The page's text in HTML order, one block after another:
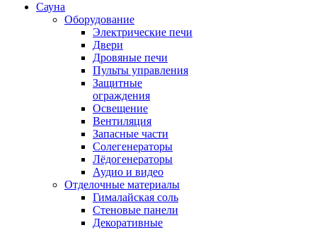
Сауна
Оборудование
Электрические печи
Двери
Дровяные печи
Пульты управления
Защитные
ограждения
Освещение
Вентиляция
Запасные части
Солегенераторы
Лёдогенераторы
Аудио и видео
Отделочные материалы
Гималайская соль
Стеновые панели
Декоративные